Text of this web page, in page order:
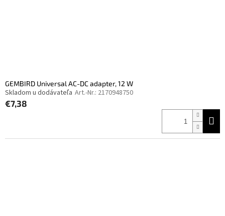
GEMBIRD Universal AC-DC adapter, 12 W
Skladom u dodávateľa Art.-Nr.: 2170948750
€7,38